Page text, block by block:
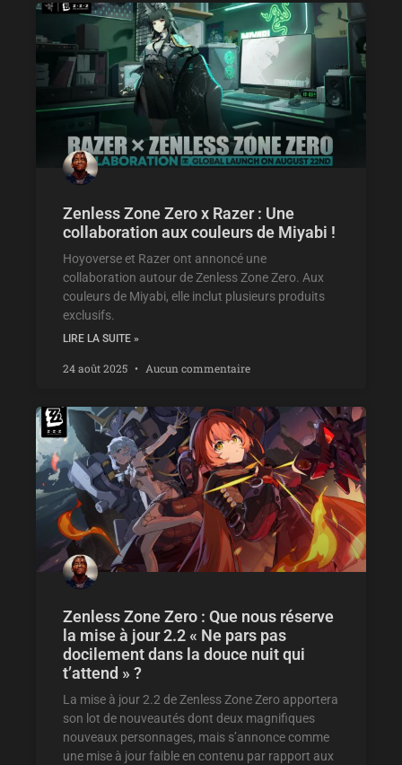
Zenless Zone Zero x Razer : Une
collaboration aux couleurs de Miyabi !
Hoyoverse et Razer ont annoncé une
collaboration autour de Zenless Zone Zero. Aux
couleurs de Miyabi, elle inclut plusieurs produits
exclusifs.
LIRE LA SUITE »
24 août 2025 Aucun commentaire
Zenless Zone Zero : Que nous réserve
la mise à jour 2.2 « Ne pars pas
docilement dans la douce nuit qui
t’attend » ?
La mise à jour 2.2 de Zenless Zone Zero apportera
son lot de nouveautés dont deux magnifiques
nouveaux personnages, mais s’annonce comme
une mise à jour faible en contenu par rapport aux